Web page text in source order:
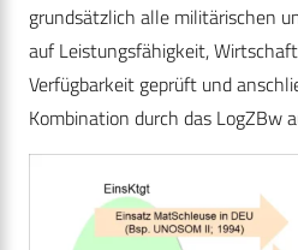
grundsätzlich alle militärischen
auf Leistungsfähigkeit,
Verfügbarkeit geprüft und
Kombination durch das LogZBw